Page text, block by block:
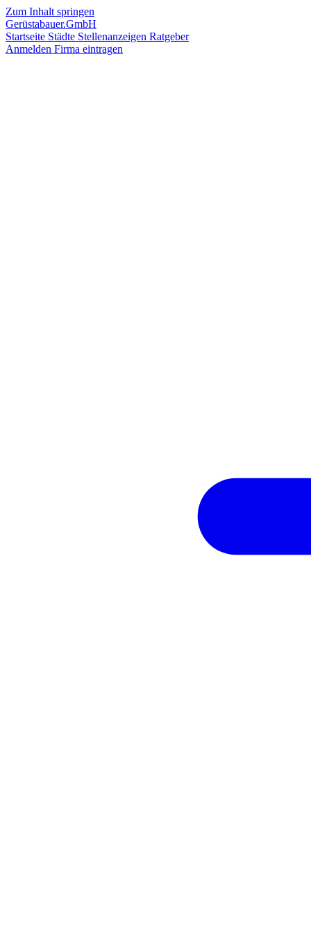
Zum Inhalt springen
Gerüstabauer.GmbH
Startseite Städte Stellenanzeigen Ratgeber
Anmelden Firma eintragen